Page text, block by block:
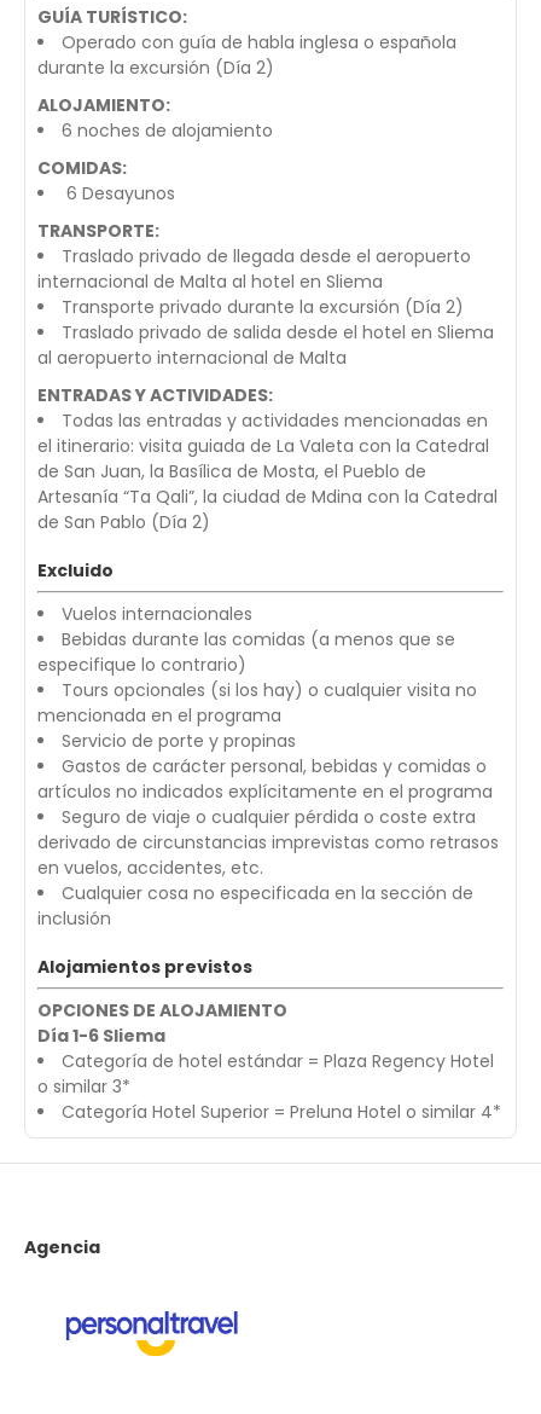
GUÍA TURÍSTICO:
Operado con guía de habla inglesa o española
durante la excursión (Día 2)
ALOJAMIENTO:
6 noches de alojamiento
COMIDAS:
6 Desayunos
TRANSPORTE:
Traslado privado de llegada desde el aeropuerto
internacional de Malta al hotel en Sliema
Transporte privado durante la excursión (Día 2)
Traslado privado de salida desde el hotel en Sliema
al aeropuerto internacional de Malta
ENTRADAS Y ACTIVIDADES:
Todas las entradas y actividades mencionadas en
el itinerario: visita guiada de La Valeta con la Catedral
de San Juan, la Basílica de Mosta, el Pueblo de
Artesanía “Ta Qali”, la ciudad de Mdina con la Catedral
de San Pablo (Día 2)
Excluido
Vuelos internacionales
Bebidas durante las comidas (a menos que se
especifique lo contrario)
Tours opcionales (si los hay) o cualquier visita no
mencionada en el programa
Servicio de porte y propinas
Gastos de carácter personal, bebidas y comidas o
artículos no indicados explícitamente en el programa
Seguro de viaje o cualquier pérdida o coste extra
derivado de circunstancias imprevistas como retrasos
en vuelos, accidentes, etc.
Cualquier cosa no especificada en la sección de
inclusión
Alojamientos previstos
OPCIONES DE ALOJAMIENTO
Día 1-6 Sliema
Categoría de hotel estándar = Plaza Regency Hotel
o similar 3*
Categoría Hotel Superior = Preluna Hotel o similar 4*
Agencia